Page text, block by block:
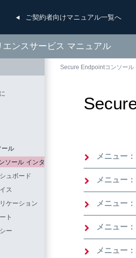
ご契約者向けマニュアル一覧へ
ンスサービス マニュアル
Secure Endpointコンソール
メニュー
メニュー
メニュー
メニュー
メニュー
ール
ソール インタフェース
ュボード
ス
ケーション
ト
ー